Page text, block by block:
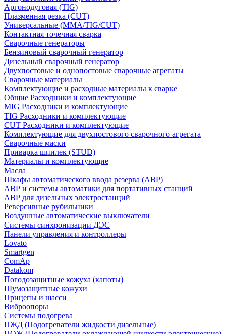
Аргонодуговая (TIG)
Плазменная резка (CUT)
Универсальные (MMA/TIG/CUT)
Контактная точечная сварка
Сварочные генераторы
Бензиновый сварочный генератор
Дизельный сварочный генератор
Двухпостовые и однопостовые сварочные агрегаты
Сварочные материалы
Комплектующие и расходные материалы к сварке
Общие Расходники и комплектующие
MIG Расходники и комплектующие
TIG Расходники и комплектующие
CUT Расходники и комплектующие
Комплектующие для двухпостового сварочного агрегата
Сварочные маски
Приварка шпилек (STUD)
Материалы и комплектующие
Масла
Шкафы автоматического ввода резерва (АВР)
АВР и системы автоматики для портативных станций
АВР для дизельных электростанций
Реверсивные рубильники
Воздушные автоматические выключатели
Системы синхронизации ДЭС
Панели управления и контроллеры
Lovato
Smartgen
ComAp
Datakom
Погодозащитные кожуха (капоты)
Шумозащитные кожухи
Прицепы и шасси
Виброопоры
Системы подогрева
ПЖД (Подогреватели жидкости дизельные)